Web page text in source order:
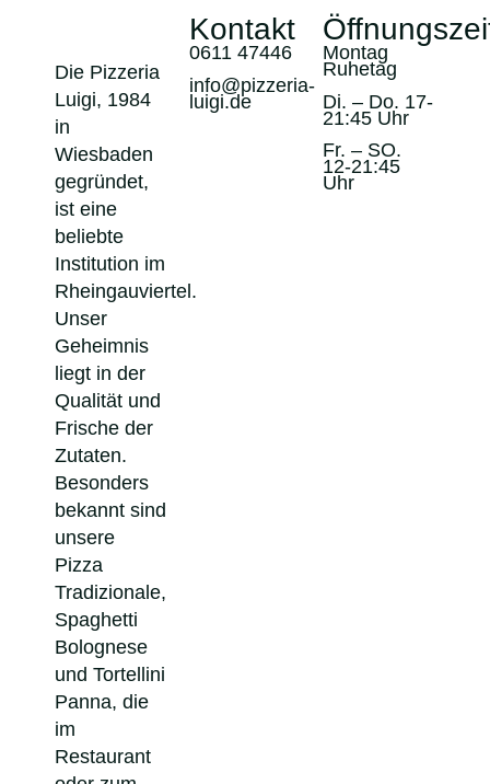
Die Pizzeria
Luigi, 1984
in
Wiesbaden
gegründet,
ist eine
beliebte
Institution im
Rheingauviertel.
Unser
Geheimnis
liegt in der
Qualität und
Frische der
Zutaten.
Besonders
bekannt sind
unsere
Pizza
Tradizionale,
Spaghetti
Bolognese
und Tortellini
Panna, die
im
Restaurant
Kontakt
0611 47446
info@pizzeria-
luigi.de
Montag
Ruhetag
Di. – Do. 17-
21:45 Uhr
Fr. – SO.
12-21:45
Uhr